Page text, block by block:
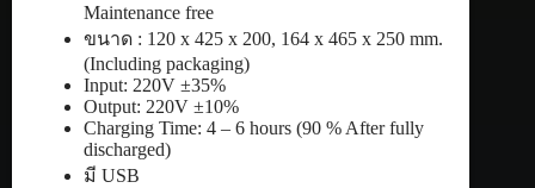
Maintenance free
ขนาด : 120 x 425 x 200, 164 x 465 x 250 mm.
(Including packaging)
Input: 220V ±35%
Output: 220V ±10%
Charging Time: 4 – 6 hours (90 % After fully
discharged)
มี USB